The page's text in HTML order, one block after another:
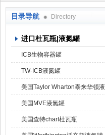
上海京工实业有限公司
目录导航 Directory
进口杜瓦瓶|液氮罐
ICB生物容器罐
TW-ICB液氮罐
美国Taylor Wharton泰来华顿液
氮罐
美国MVE液氮罐
美国查特chart杜瓦瓶